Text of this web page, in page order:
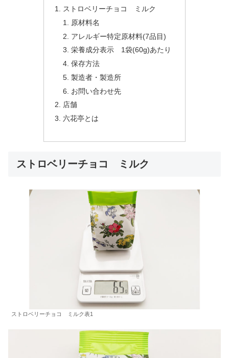
ストロベリーチョコ ミルク
原材料名
アレルギー特定原材料(7品目)
栄養成分表示 1袋(60g)あたり
保存方法
製造者・製造所
お問い合わせ先
店舗
六花亭とは
ストロベリーチョコ ミルク
ストロベリーチョコ ミルク表1